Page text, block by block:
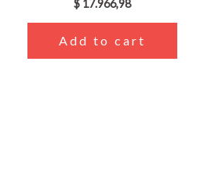
$ 17.966,98
Add to cart